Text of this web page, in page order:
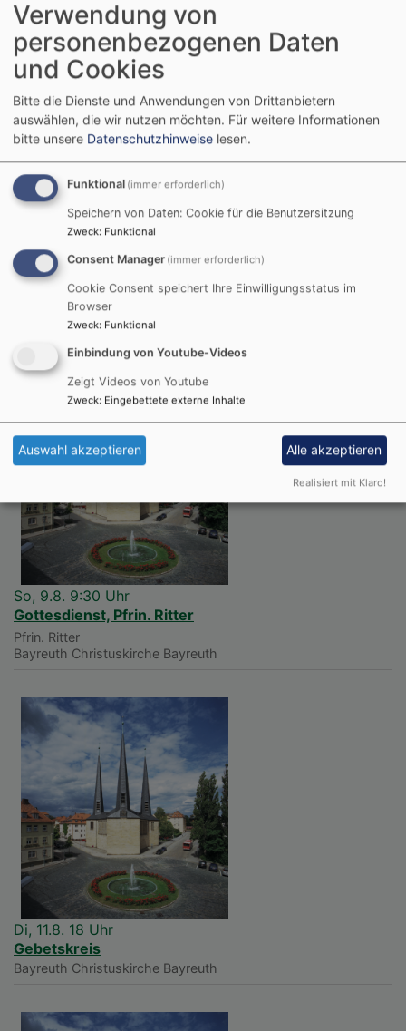
Tageslosung
Westen.
Psalm 65,9
Der Kerkermeister freute sich mit seinem ganzen
Hause, dass er zum Glauben an Gott gekommen
war.
Apostelgeschichte 16,34
© Evangelische Brüder-Unität –
Weitere Informationen finden Siehier.
Nächste Veranstaltungen
So, 9.8. 9:30 Uhr
Gottesdienst, Pfrin. Ritter
Pfrin. Ritter
Bayreuth Christuskirche Bayreuth
Di, 11.8. 18 Uhr
Gebetskreis
Bayreuth Christuskirche Bayreuth
Verwendung von
personenbezogenen Daten
und Cookies
Bitte die Dienste und Anwendungen von Drittanbietern
auswählen, die wir nutzen möchten. Für weitere Informationen
bitte unsere Datenschutzhinweise lesen.
Funktional (immer erforderlich)
Speichern von Daten: Cookie für die Benutzersitzung
Zweck: Funktional
Consent Manager (immer erforderlich)
Cookie Consent speichert Ihre Einwilligungsstatus im
Browser
Zweck: Funktional
Einbindung von Youtube-Videos
Zeigt Videos von Youtube
Zweck: Eingebettete externe Inhalte
Auswahl akzeptieren Alle akzeptieren
Realisiert mit Klaro!